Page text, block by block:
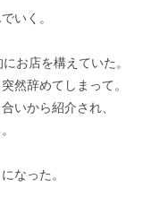
いく。
お店を構えていた。
然辞めてしまって。
いから紹介され、
なった。